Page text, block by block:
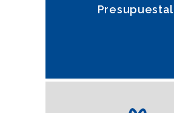
Presupuestal